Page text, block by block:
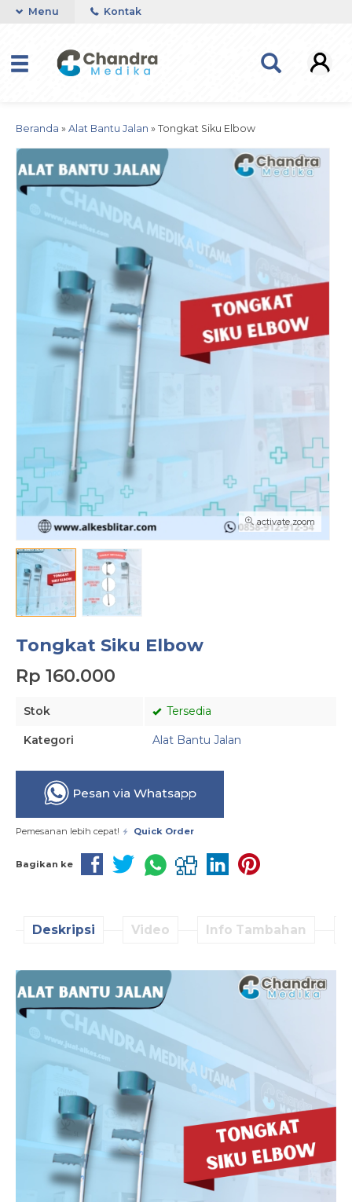
Menu Kontak
Beranda » Alat Bantu Jalan » Tongkat Siku Elbow
activate zoom
Tongkat Siku Elbow
Rp 160.000
Stok Tersedia
Kategori Alat Bantu Jalan
Pesan via Whatsapp
Pemesanan lebih cepat! Quick Order
Bagikan ke
Deskripsi Video Info Tambahan